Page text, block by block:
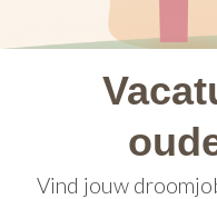
Vind jouw